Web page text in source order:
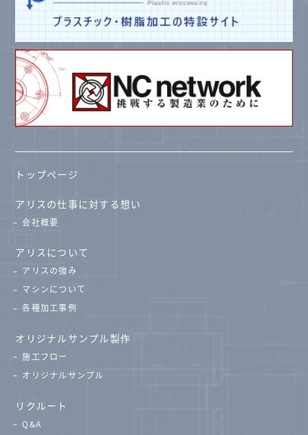
トップページ
アリスの仕事に対する想い
会社概要
アリスについて
アリスの強み
マシンについて
各種加工事例
オリジナルサンプル製作
施工フロー
オリジナルサンプル
リクルート
Q&A